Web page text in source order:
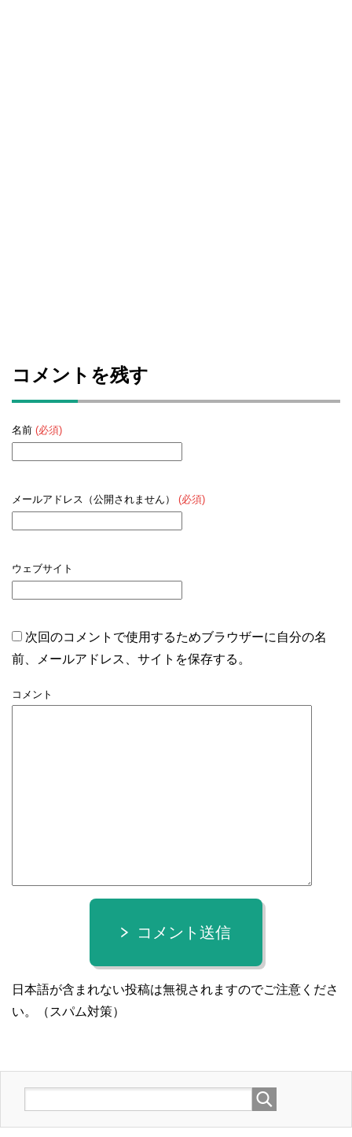
コメントを残す
名前 (必須)
メールアドレス（公開されません） (必須)
ウェブサイト
次回のコメントで使用するためブラウザーに自分の名
前、メールアドレス、サイトを保存する。
コメント
コメント送信
日本語が含まれない投稿は無視されますのでご注意くださ
い。（スパム対策）